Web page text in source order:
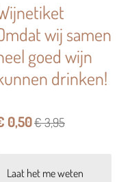
wij samen
goed wijn
drinken!
0,50€ 3,95
Laat het me weten